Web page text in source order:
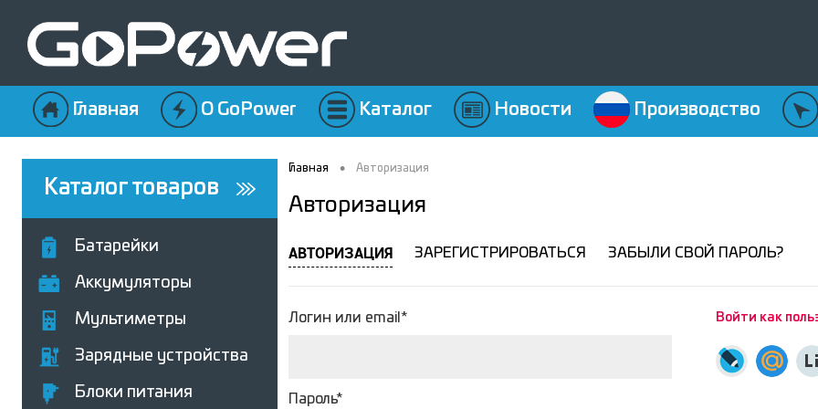
Главная О GoPower Каталог Новости Производство
Каталог товаров
Батарейки
Аккумуляторы
Мультиметры
Зарядные устройства
Блоки питания
Главная • Авторизация
Авторизация
АВТОРИЗАЦИЯ ЗАРЕГИСТРИРОВАТЬСЯ ЗАБЫЛИ СВОЙ ПАРОЛЬ?
Логин или email*
Пароль*
Войти как